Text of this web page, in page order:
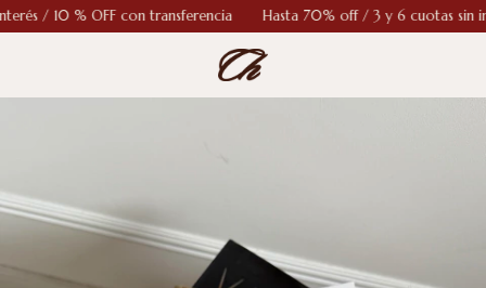
OFF con transferencia Hasta 70% off / 3 y 6 cuotas sin interés / 10